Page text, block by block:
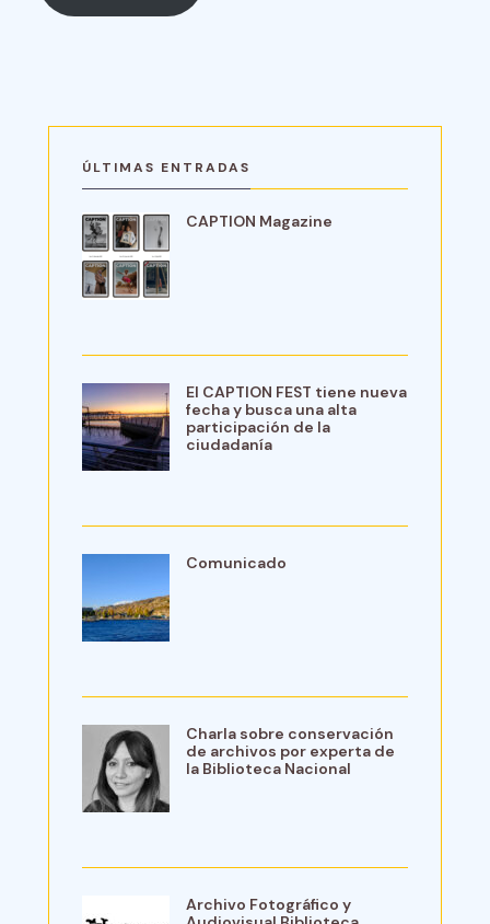
ÚLTIMAS ENTRADAS
CAPTION Magazine
El CAPTION FEST tiene nueva
fecha y busca una alta
participación de la
ciudadanía
Comunicado
Charla sobre conservación
de archivos por experta de
la Biblioteca Nacional
Archivo Fotográfico y